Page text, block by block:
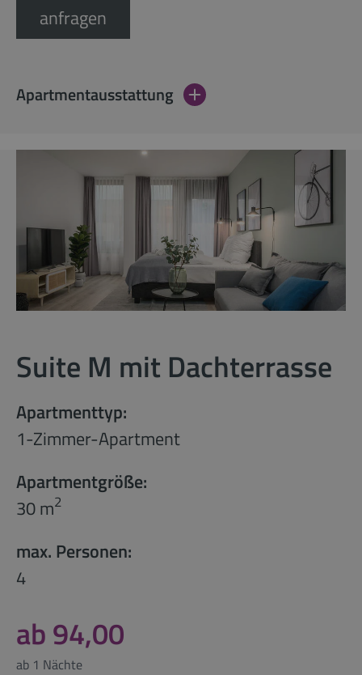
anfragen
Apartmentausstattung
Suite M mit Dachterrasse
Apartmenttyp:
1-Zimmer-Apartment
Apartmentgröße:
30 m2
max. Personen:
4
ab 94,00
ab 1 Nächte